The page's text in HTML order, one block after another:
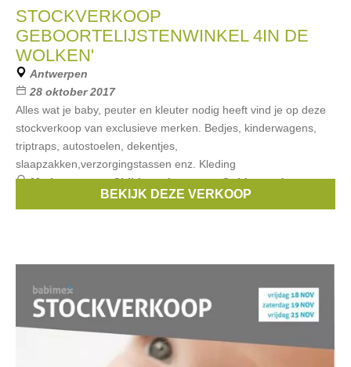
STOCKVERKOOP
GEBOORTELIJSTENWINKEL 4IN DE
WOLKEN'
Antwerpen
28 oktober 2017
Alles wat je baby, peuter en kleuter nodig heeft vind je op deze
stockverkoop van exclusieve merken. Bedjes, kinderwagens,
triptraps, autostoelen, dekentjes,
slaapzakken,verzorgingstassen enz. Kleding
Merken:avent,Childwood,aymara,Gold,mundo
BEKIJK DEZE VERKOOP